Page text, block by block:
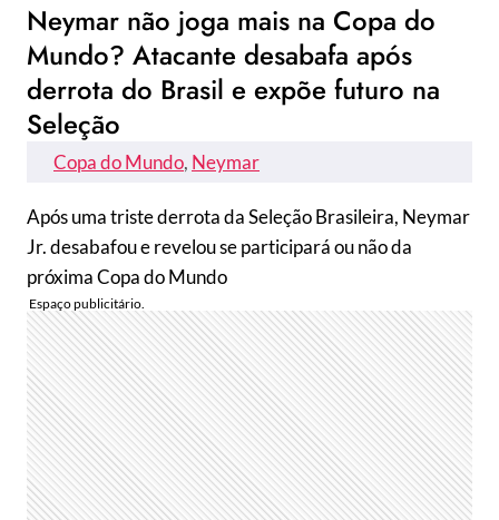
Neymar não joga mais na Copa do
Mundo? Atacante desabafa após
derrota do Brasil e expõe futuro na
Seleção
Copa do Mundo, Neymar
Após uma triste derrota da Seleção Brasileira, Neymar
Jr. desabafou e revelou se participará ou não da
próxima Copa do Mundo